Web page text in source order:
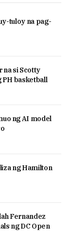
tuloy na pag-
na si Scotty
PH basketball
ng AI model
ng Hamilton
Fernandez
ng DC Open